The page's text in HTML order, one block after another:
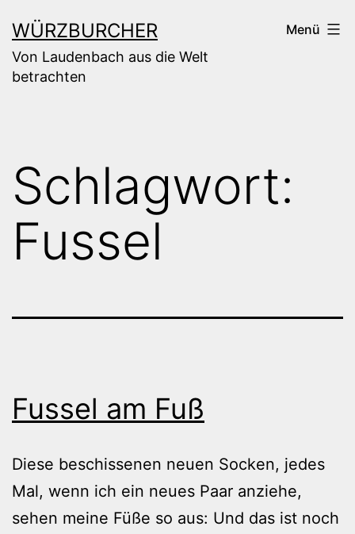
Inhalt
springen
WÜRZBURCHER
Von Laudenbach aus die Welt
betrachten
Menü
Schlagwort:
Fussel
Fussel am Fuß
Diese beschissenen neuen Socken, jedes
Mal, wenn ich ein neues Paar anziehe,
sehen meine Füße so aus: Und das ist noch